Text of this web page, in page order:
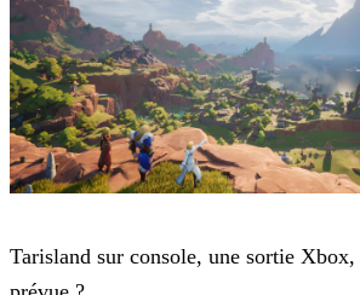
Tarisland sur console, une sortie